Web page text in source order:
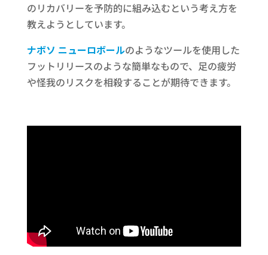
のリカバリーを予防的に組み込むという考え方を
教えようとしています。
ナボソ ニューロボールのようなツールを使用した
フットリリースのような簡単なもので、足の疲労
や怪我のリスクを相殺することが期待できます。